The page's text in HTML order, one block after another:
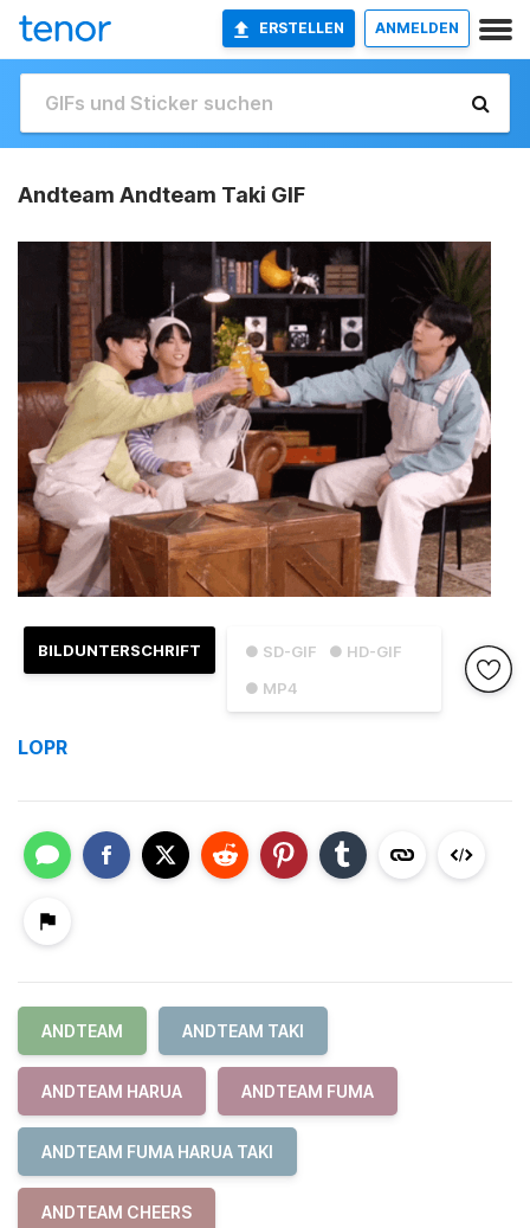
ERSTELLEN ANMELDEN
Andteam Andteam Taki GIF
● SD-GIF
● HD-GIF
● MP4
BILDUNTERSCHRIFT
LOPR
ANDTEAM ANDTEAM TAKI
ANDTEAM HARUA ANDTEAM FUMA
ANDTEAM FUMA HARUA TAKI
ANDTEAM CHEERS